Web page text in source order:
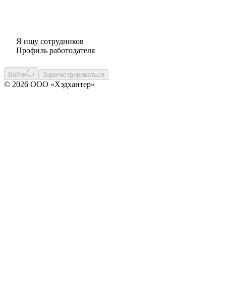
Я ищу сотрудников
Профиль работодателя
Войти Зарегистрироваться
© 2026 ООО «Хэдхантер»